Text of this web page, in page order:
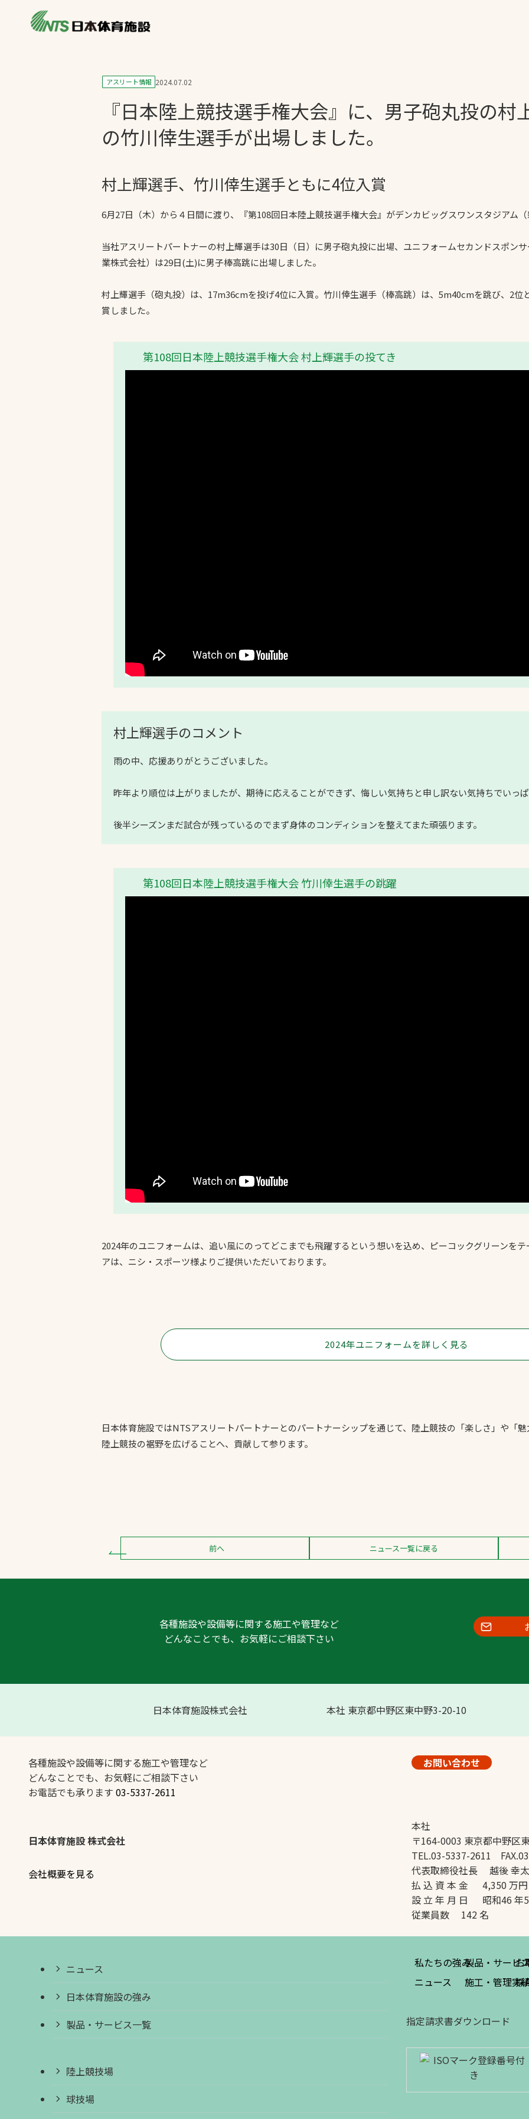
ニュース
ライブラリ
一覧を見る
主力製品
熱中症対策ミスト
工芝
環境対応ウレタン
全天候舗装
スポーツターフ（芝
生）舗装
クレイ（土）舗装
防球設備
パークマネジメント
生）
暑さ対策
アスリート情報 2024.07.02
『日本陸上競技選手権大会』に、男子砲丸投の村
の竹川倖生選手が出場しました。
村上輝選手、竹川倖生選手ともに4位入賞
6月27日（木）から４日間に渡り、『第108回日本陸上競技選手権大会』がデンカビッグスワンスタジアム
当社アスリートパートナーの村上輝選手は30日（日）に男子砲丸投に出場、ユニフォームセカンドスポン
業株式会社）は29日(土)に男子棒高跳に出場しました。
村上輝選手（砲丸投）は、17m36cmを投げ4位に入賞。竹川倖生選手（棒高跳）は、5m40cmを跳び、2位
賞しました。
第108回日本陸上競技選手権大会 村上輝選手の投てき
村上輝選手のコメント
雨の中、応援ありがとうございました。
昨年より順位は上がりましたが、期待に応えることができず、悔しい気持ちと申し訳ない気持ちでいっ
後半シーズンまだ試合が残っているのでまず身体のコンディションを整えてまた頑張ります。
第108回日本陸上競技選手権大会 竹川倖生選手の跳躍
2024年のユニフォームは、追い風にのってどこまでも飛躍するという想いを込め、ピーコックグリーンを
アは、ニシ・スポーツ様よりご提供いただいております。
2024年ユニフォームを詳しく見る
日本体育施設ではNTSアスリートパートナーとのパートナーシップを通じて、陸上競技の「楽しさ」や「
陸上競技の裾野を広げることへ、貢献して参ります。
前へ ニュース一覧に戻る
各種施設や設備等に関する施工や管理など
どんなことでも、お気軽にご相談下さい
日本体育施設株式会社 本社 東京都中野区東中野3-20-10
各種施設や設備等に関する施工や管理など
どんなことでも、お気軽にご相談下さい
お電話でも承ります 03-5337-2611
お問い合わせ
日本体育施設 株式会社
会社概要を見る
本社
〒164-0003 東京都中野区
TEL.03-5337-2611
代表取締役社長 越後 幸
払 込 資 本 金 4,350 万円
設 立 年 月 日 昭和46 年
従業員数 142 名
ニュース
日本体育施設の強み
製品・サービス一覧
陸上競技場
球技場
私たちの強み
ニュース
製品・サービ
施工・管理実
お
採
指定請求書ダウンロード